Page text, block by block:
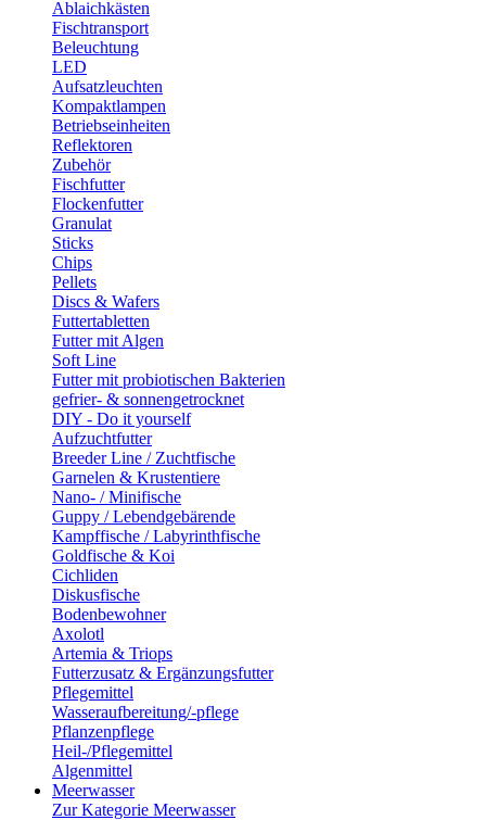
Ablaichkästen
Fischtransport
Beleuchtung
LED
Aufsatzleuchten
Kompaktlampen
Betriebseinheiten
Reflektoren
Zubehör
Fischfutter
Flockenfutter
Granulat
Sticks
Chips
Pellets
Discs & Wafers
Futtertabletten
Futter mit Algen
Soft Line
Futter mit probiotischen Bakterien
gefrier- & sonnengetrocknet
DIY - Do it yourself
Aufzuchtfutter
Breeder Line / Zuchtfische
Garnelen & Krustentiere
Nano- / Minifische
Guppy / Lebendgebärende
Kampffische / Labyrinthfische
Goldfische & Koi
Cichliden
Diskusfische
Bodenbewohner
Axolotl
Artemia & Triops
Futterzusatz & Ergänzungsfutter
Pflegemittel
Wasseraufbereitung/-pflege
Pflanzenpflege
Heil-/Pflegemittel
Algenmittel
Meerwasser
Zur Kategorie Meerwasser